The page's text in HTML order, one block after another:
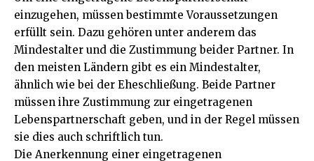
einzugehen, müssen bestimmte Voraussetzungen
erfüllt sein. Dazu gehören unter anderem das
Mindestalter und die Zustimmung beider Partner. In
den meisten Ländern gibt es ein Mindestalter,
ähnlich wie bei der Eheschließung. Beide Partner
müssen ihre Zustimmung zur eingetragenen
Lebenspartnerschaft geben, und in der Regel müssen
sie dies auch schriftlich tun.
Die Anerkennung einer eingetragenen